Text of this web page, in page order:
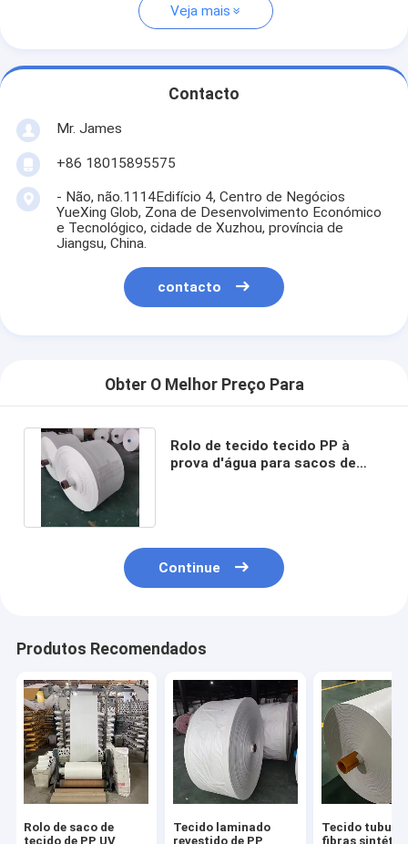
Veja mais
Contacto
Mr. James
+86 18015895575
- Não, não.1114Edifício 4, Centro de Negócios
YueXing Glob, Zona de Desenvolvimento Económico
e Tecnológico, cidade de Xuzhou, província de
Jiangsu, China.
contacto
Obter O Melhor Preço Para
Rolo de tecido tecido PP à
prova d'água para sacos de
Continue
Produtos Recomendados
Rolo de saco de
tecido de PP UV
Tecido laminado
revestido de PP
Tecido
fibras